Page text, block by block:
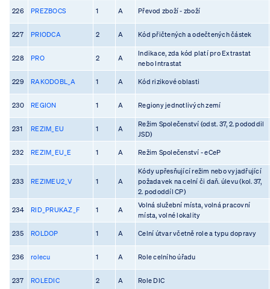
226 PREZBOCS 1 A Převod zboží - zboží
227 PRIODCA 2 A Kód přičtených a odečtených částek
228 PRO 2 A
Indikace, zda kód platí pro Extrastat
nebo Intrastat
229 RAKODOBL_A 1 A Kód rizikové oblasti
230 REGION 1 A Regiony jednotlivých zemí
231 REZIM_EU 1 A
Režim Společenství (odst. 37, 2. pododdil
JSD)
232 REZIM_EU_E 1 A Režim Společenství - eCeP
233 REZIMEU2_V 1 A
Kódy upřesňující režim nebo vyjadřující
požadavek na celní či daň. úlevu (kol. 37,
2. pododdíl CP)
234 RID_PRUKAZ_F 1 A
Volná služební místa, volná pracovní
místa, volné lokality
235 ROLDOP 1 A Celní útvar včetně role a typu dopravy
236 rolecu 1 A Role celního úřadu
237 ROLEDIC 2 A Role DIC